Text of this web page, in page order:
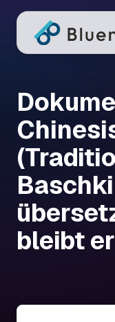
bleibt